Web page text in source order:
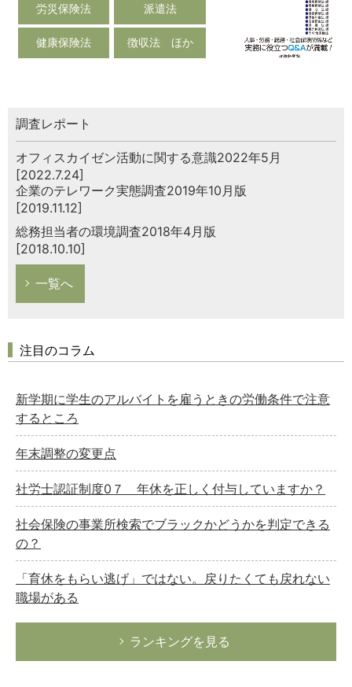
労災保険法 派遣法
健康保険法 徴収法 ほか
調査レポート
オフィスカイゼン活動に関する意識2022年5月
[2022.7.24]
企業のテレワーク実態調査2019年10月版
[2019.11.12]
総務担当者の環境調査2018年4月版
[2018.10.10]
一覧へ
注目のコラム
新学期に学生のアルバイトを雇うときの労働条件で注意
するところ
年末調整の変更点
社労士認証制度0７ 年休を正しく付与していますか？
社会保険の事業所検索でブラックかどうかを判定できる
の？
「育休をもらい逃げ」ではない。戻りたくても戻れない
職場がある
ランキングを見る